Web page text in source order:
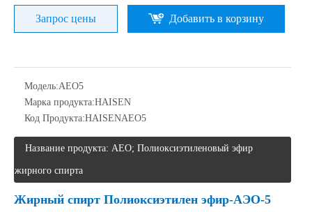
Запрос цены Добавить в корзину
Модель:AEO5
Марка продукта:HAISEN
Код Продукта:HAISENAEO5
Название продукта: AEO; Полиоксиэтиленовый эфир
жирного спирта
Жирный спирт Полиоксиэтилен эфир-АЭО-5